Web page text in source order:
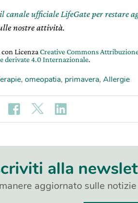
canale ufficiale LifeGate per restare
nostre attività.
Licenza Creative Commons
derivate 4.0 Internazionale.
, omeopatia, primavera, Allergie
alla
aggiornato sulle